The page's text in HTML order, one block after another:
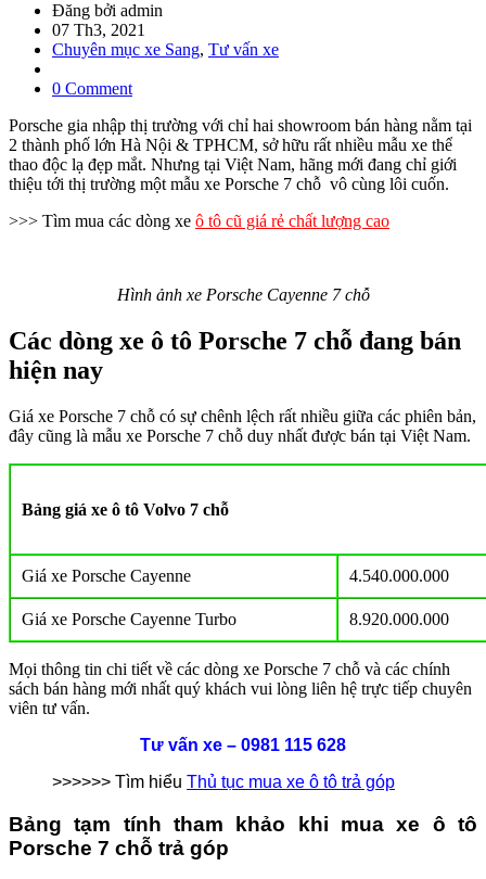
Đăng bởi admin
07 Th3, 2021
Chuyên mục xe Sang, Tư vấn xe
0 Comment
Porsche gia nhập thị trường với chỉ hai showroom bán hàng nằm tại
2 thành phố lớn Hà Nội & TPHCM, sở hữu rất nhiều mẫu xe thể
thao độc lạ đẹp mắt. Nhưng tại Việt Nam, hãng mới đang chỉ giới
thiệu tới thị trường một mẫu xe Porsche 7 chỗ vô cùng lôi cuốn.
>>> Tìm mua các dòng xe ô tô cũ giá rẻ chất lượng cao
Hình ảnh xe Porsche Cayenne 7 chỗ
Các dòng xe ô tô Porsche 7 chỗ đang bán
hiện nay
Giá xe Porsche 7 chỗ có sự chênh lệch rất nhiều giữa các phiên bản,
đây cũng là mẫu xe Porsche 7 chỗ duy nhất được bán tại Việt Nam.
Bảng giá xe ô tô Volvo 7 chỗ
Giá xe Porsche Cayenne 4.540.000.000
Giá xe Porsche Cayenne Turbo 8.920.000.000
Mọi thông tin chi tiết về các dòng xe Porsche 7 chỗ và các chính
sách bán hàng mới nhất quý khách vui lòng liên hệ trực tiếp chuyên
viên tư vấn.
Tư vấn xe – 0981 115 628
>>>>>> Tìm hiểu Thủ tục mua xe ô tô trả góp
Bảng tạm tính tham khảo khi mua xe ô tô
Porsche 7 chỗ trả góp